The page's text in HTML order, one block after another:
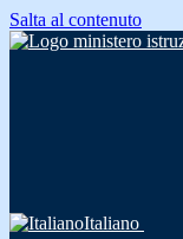
Salta al contenuto
Italiano